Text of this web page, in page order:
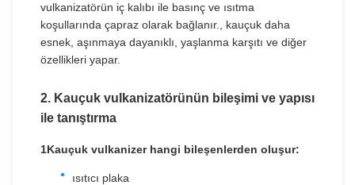
vulkanizatörün iç kalıbı ile basınç ve ısıtma
koşullarında çapraz olarak bağlanır., kauçuk daha
esnek, aşınmaya dayanıklı, yaşlanma karşıtı ve diğer
özellikleri yapar.
2. Kauçuk vulkanizatörünün bileşimi ve yapısı
ile tanıştırma
1Kauçuk vulkanizer hangi bileşenlerden oluşur:
ısıtıcı plaka